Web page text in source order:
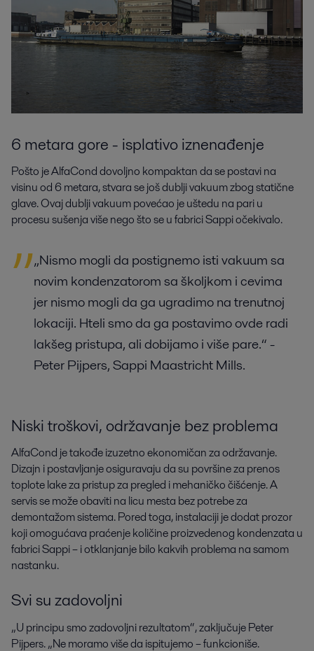
6 metara gore - isplativo iznenađenje
Pošto je AlfaCond dovoljno kompaktan da se postavi na
visinu od 6 metara, stvara se još dublji vakuum zbog statične
glave. Ovaj dublji vakuum povećao je uštedu na pari u
procesu sušenja više nego što se u fabrici Sappi očekivalo.
„Nismo mogli da postignemo isti vakuum sa
novim kondenzatorom sa školjkom i cevima
jer nismo mogli da ga ugradimo na trenutnoj
lokaciji. Hteli smo da ga postavimo ovde radi
lakšeg pristupa, ali dobijamo i više pare.“ -
Peter Pijpers, Sappi Maastricht Mills.
Niski troškovi, održavanje bez problema
AlfaCond je takođe izuzetno ekonomičan za održavanje.
Dizajn i postavljanje osiguravaju da su površine za prenos
toplote lake za pristup za pregled i mehaničko čišćenje. A
servis se može obaviti na licu mesta bez potrebe za
demontažom sistema. Pored toga, instalaciji je dodat prozor
koji omogućava praćenje količine proizvedenog kondenzata u
fabrici Sappi – i otklanjanje bilo kakvih problema na samom
nastanku.
Svi su zadovoljni
„U principu smo zadovoljni rezultatom“, zaključuje Peter
Pijpers. „Ne moramo više da ispitujemo – funkcioniše.